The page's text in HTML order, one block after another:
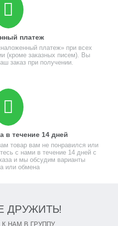
платеж
платеж» при всех
(кроме заказных писем). Вы
заказ при получении.
в течение 14 дней
товар вам не понравился или
с нами в течение 14 дней с
и мы обсудим варианты
или обмена
ДРУЖИТЬ!
К НАМ В ГРУППУ